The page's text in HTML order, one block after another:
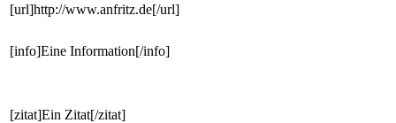
[url]http://www.anfritz.de[/url]
[info]Eine Information[/info]
[zitat]Ein Zitat[/zitat]